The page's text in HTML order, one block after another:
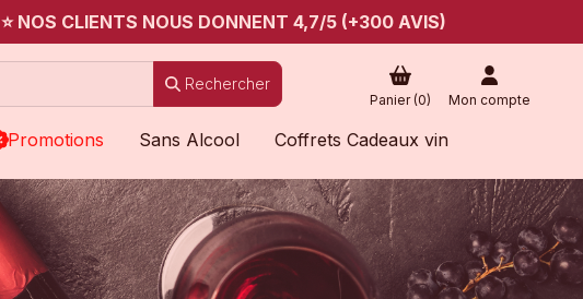
⭐ NOS CLIENTS NOUS DONNENT 4,7/5 (+300 AVIS)
Rechercher
Panier (0) Mon compte
Promotions Sans Alcool Coffrets Cadeaux vin